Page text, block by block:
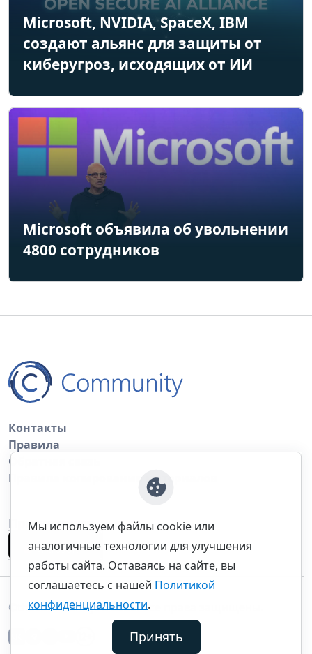
Microsoft, NVIDIA, SpaceX, IBM
создают альянс для защиты от
киберугроз, исходящих от ИИ
Microsoft объявила об увольнении
4800 сотрудников
Контакты
Правила
Обратная связь
Правила копирования материалов
Приложение
©thecommunity.ru 2026. Все права защищены.
Мы используем файлы cookie или
аналогичные технологии для улучшения
работы сайта. Оставаясь на сайте, вы
соглашаетесь с нашей Политикой
конфиденциальности.
Принять